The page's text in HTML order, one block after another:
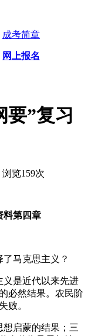
成考简章
网上报名
要”复习
览159次
料第四章
马克思主义？
是近代以来先进
必然结果。农民阶
败。
启蒙的结果；三